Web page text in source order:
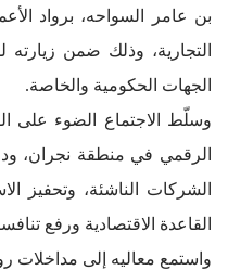
بن عامر السواحه، برواد
التجارية، وذلك ضمن
الجهات الحكومية والخاصة.
وسلّط الاجتماع الضوء على
الرقمي في منطقة نجران،
الشركات الناشئة، وتحفيز
القاعدة الاقتصادية ورفع
واستمع معاليه إلى مداخلات